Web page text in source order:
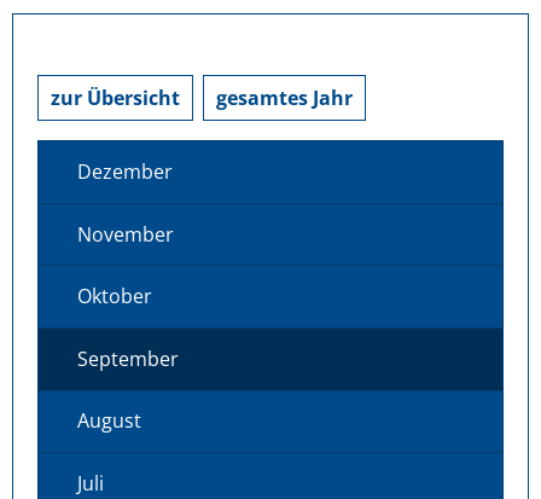
zur Übersicht gesamtes Jahr
Dezember
November
Oktober
September
August
Juli